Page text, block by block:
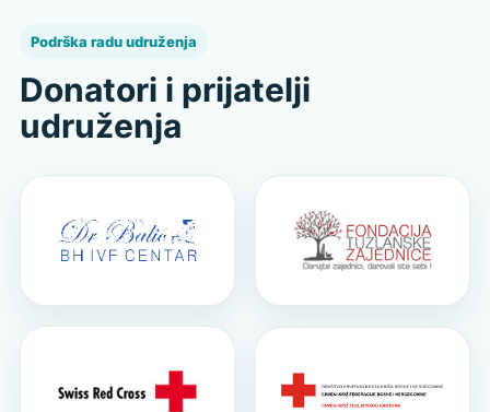
Podrška radu udruženja
Donatori i prijatelji
udruženja